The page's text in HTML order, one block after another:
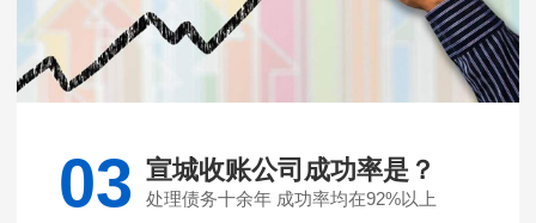
03 宣城收账公司成功率是？
处理债务十余年 成功率均在92%以上